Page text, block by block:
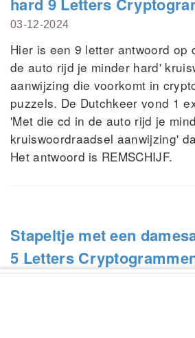
03-12-2024
Hier is een 9 letter antwoord op
de auto rijd je minder hard'
aanwijzing die voorkomt in
puzzels. De Dutchkeer vond 1
'Met die cd in de auto rijd je
kruiswoordraadsel aanwijzing'
Het antwoord is REMSCHIJF.
Stapeltje met een
5 Letters